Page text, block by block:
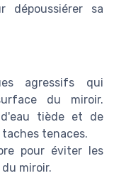
dépoussiérer sa
agressifs qui
du miroir.
tiède et de
tenaces.
pour éviter les
miroir.